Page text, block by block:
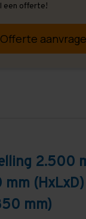
een offerte!
Offerte
2.500
mm
mm)